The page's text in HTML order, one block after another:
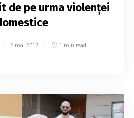
de pe urma violenței
2 mai 2017 1 min read